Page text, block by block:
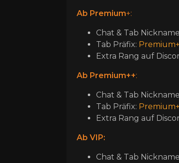
Ab Premium+:
Chat & Tab
Tab Präfix: Premium+
Extra Rang auf
Ab Premium++:
Chat & Tab
Tab Präfix:
Extra Rang auf
Ab VIP:
Chat & Tab